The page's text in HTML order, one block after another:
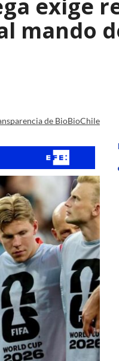
exige
mando
de BioBioChile